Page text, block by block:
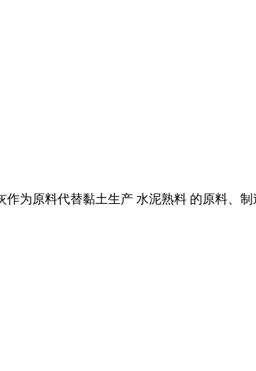
为原料代替黏土生产 水泥熟料 的原料、